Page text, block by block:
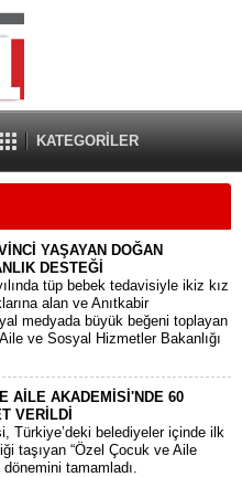
KATEGORİLER
YAŞAYAN DOĞAN
DESTEĞİ
tüp bebek tedavisiyle ikiz kız
alan ve Anıtkabir
medyada büyük beğeni toplayan
ve Sosyal Hizmetler Bakanlığı
AİLE AKADEMİSİ'NDE 60
VERİLDİ
Türkiye’deki belediyeler içinde ilk
taşıyan “Özel Çocuk ve Aile
tamamladı.